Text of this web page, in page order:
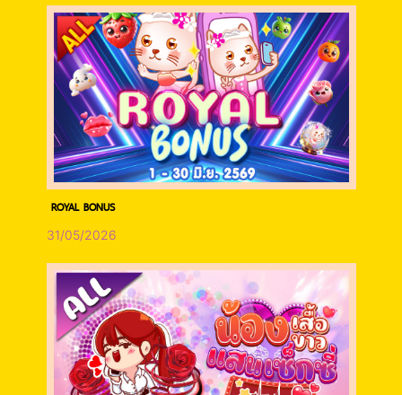
ROYAL BONUS
31/05/2026